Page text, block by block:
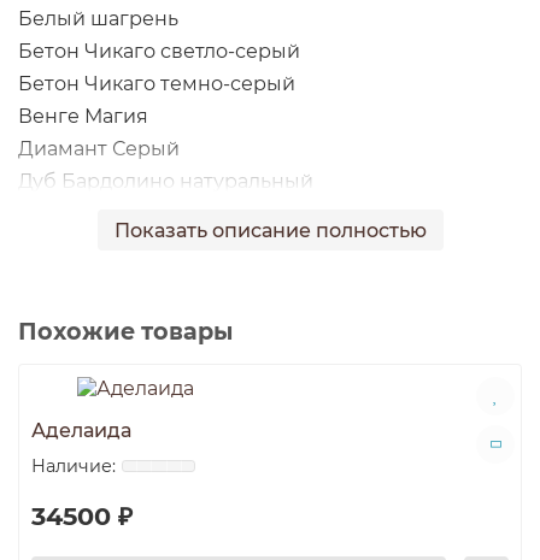
Белый шагрень
Бетон Чикаго светло-серый
Бетон Чикаго темно-серый
Венге Магия
Диамант Серый
Дуб Бардолино натуральный
Серый шагрень
Текстиль бежевый
Показать описание полностью
Похожие товары
Аделаида
34500 ₽